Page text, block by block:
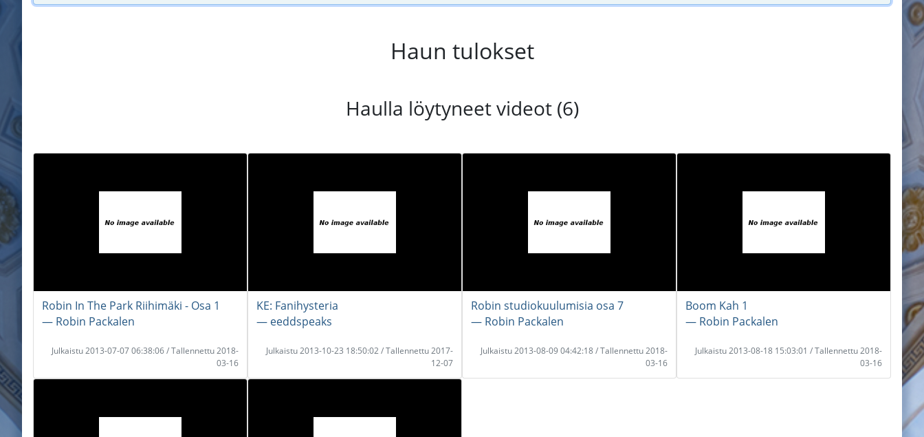
Haun tulokset
Haulla löytyneet videot (6)
Robin In The Park Riihimäki - Osa 1
― Robin Packalen
Julkaistu 2013-07-07 06:38:06 / Tallennettu 2018-
03-16
KE: Fanihysteria
― eeddspeaks
Julkaistu 2013-10-23 18:50:02 / Tallennettu 2017-
12-07
Robin studiokuulumisia osa 7
― Robin Packalen
Julkaistu 2013-08-09 04:42:18 / Tallennettu 2018-
03-16
Boom Kah 1
― Robin Packalen
Julkaistu 2013-08-18 15:03:01 / Tallennettu 2018-
03-16